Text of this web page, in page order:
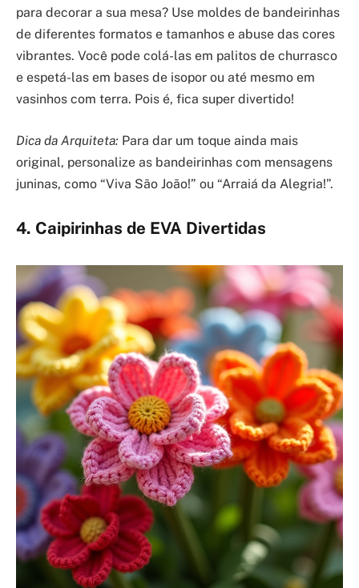
para decorar a sua mesa? Use moldes de bandeirinhas
de diferentes formatos e tamanhos e abuse das cores
vibrantes. Você pode colá-las em palitos de churrasco
e espetá-las em bases de isopor ou até mesmo em
vasinhos com terra. Pois é, fica super divertido!
Dica da Arquiteta: Para dar um toque ainda mais
original, personalize as bandeirinhas com mensagens
juninas, como “Viva São João!” ou “Arraiá da Alegria!”.
4. Caipirinhas de EVA Divertidas